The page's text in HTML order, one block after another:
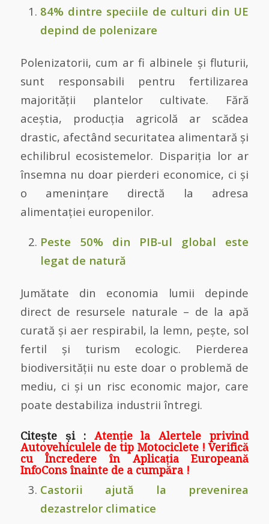
84% dintre speciile de culturi din UE
depind de polenizare
Polenizatorii, cum ar fi albinele și fluturii,
sunt responsabili pentru fertilizarea
majorității plantelor cultivate. Fără
aceștia, producția agricolă ar scădea
drastic, afectând securitatea alimentară și
echilibrul ecosistemelor. Dispariția lor ar
însemna nu doar pierderi economice, ci și
o amenințare directă la adresa
alimentației europenilor.
Peste 50% din PIB-ul global este
legat de natură
Jumătate din economia lumii depinde
direct de resursele naturale – de la apă
curată și aer respirabil, la lemn, pește, sol
fertil și turism ecologic. Pierderea
biodiversității nu este doar o problemă de
mediu, ci și un risc economic major, care
poate destabiliza industrii întregi.
Citește și : Atenție la Alertele privind
Autovehiculele de tip Motociclete ! Verifică
cu Încredere în Aplicația Europeană
InfoCons înainte de a cumpăra !
Castorii ajută la prevenirea
dezastrelor climatice